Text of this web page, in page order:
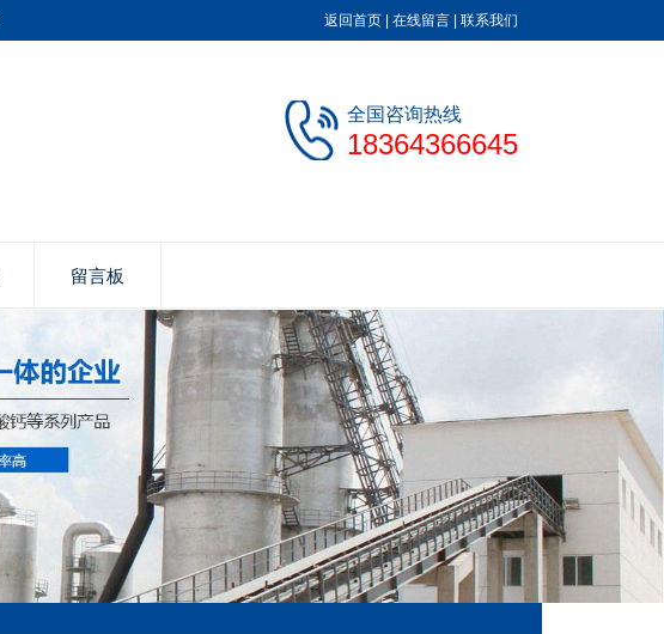
返回首页 在线留言 联系我们
全国咨询热线
18364366645
留言板